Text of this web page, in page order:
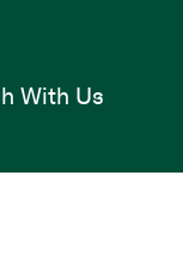
With Us